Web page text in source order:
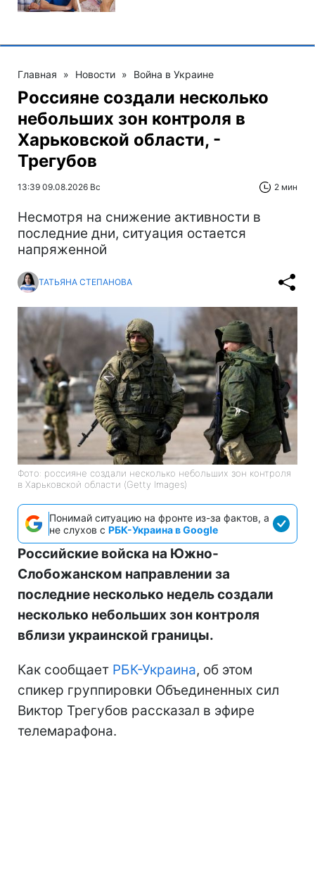
Главная » Новости » Война в Украине
Россияне создали несколько
небольших зон контроля в
Харьковской области, -
Трегубов
13:39 09.08.2026 Вс 2 мин
Несмотря на снижение активности в
последние дни, ситуация остается
напряженной
ТАТЬЯНА СТЕПАНОВА
Фото: россияне создали несколько небольших зон контроля
в Харьковской области (Getty Images)
Понимай ситуацию на фронте из-за фактов, а
не слухов с РБК-Украина в Google
Российские войска на Южно-
Слобожанском направлении за
последние несколько недель создали
несколько небольших зон контроля
вблизи украинской границы.
Как сообщает РБК-Украина, об этом
спикер группировки Объединенных сил
Виктор Трегубов рассказал в эфире
телемарафона.